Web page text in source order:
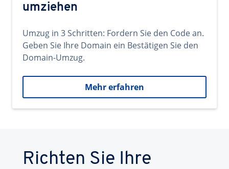
umziehen
Umzug in 3 Schritten: Fordern Sie den Code an.
Geben Sie Ihre Domain ein Bestätigen Sie den
Domain-Umzug.
Mehr erfahren
Richten Sie Ihre